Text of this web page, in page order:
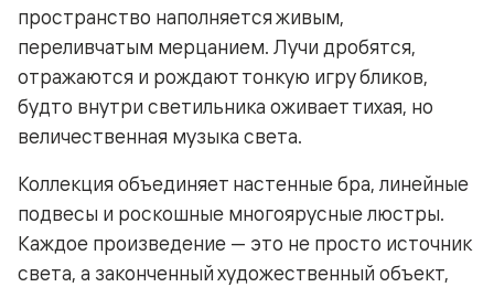
пространство наполняется живым,
переливчатым мерцанием. Лучи дробятся,
отражаются и рождают тонкую игру бликов,
будто внутри светильника оживает тихая, но
величественная музыка света.
Коллекция объединяет настенные бра, линейные
подвесы и роскошные многоярусные люстры.
Каждое произведение — это не просто источник
света, а законченный художественный объект,